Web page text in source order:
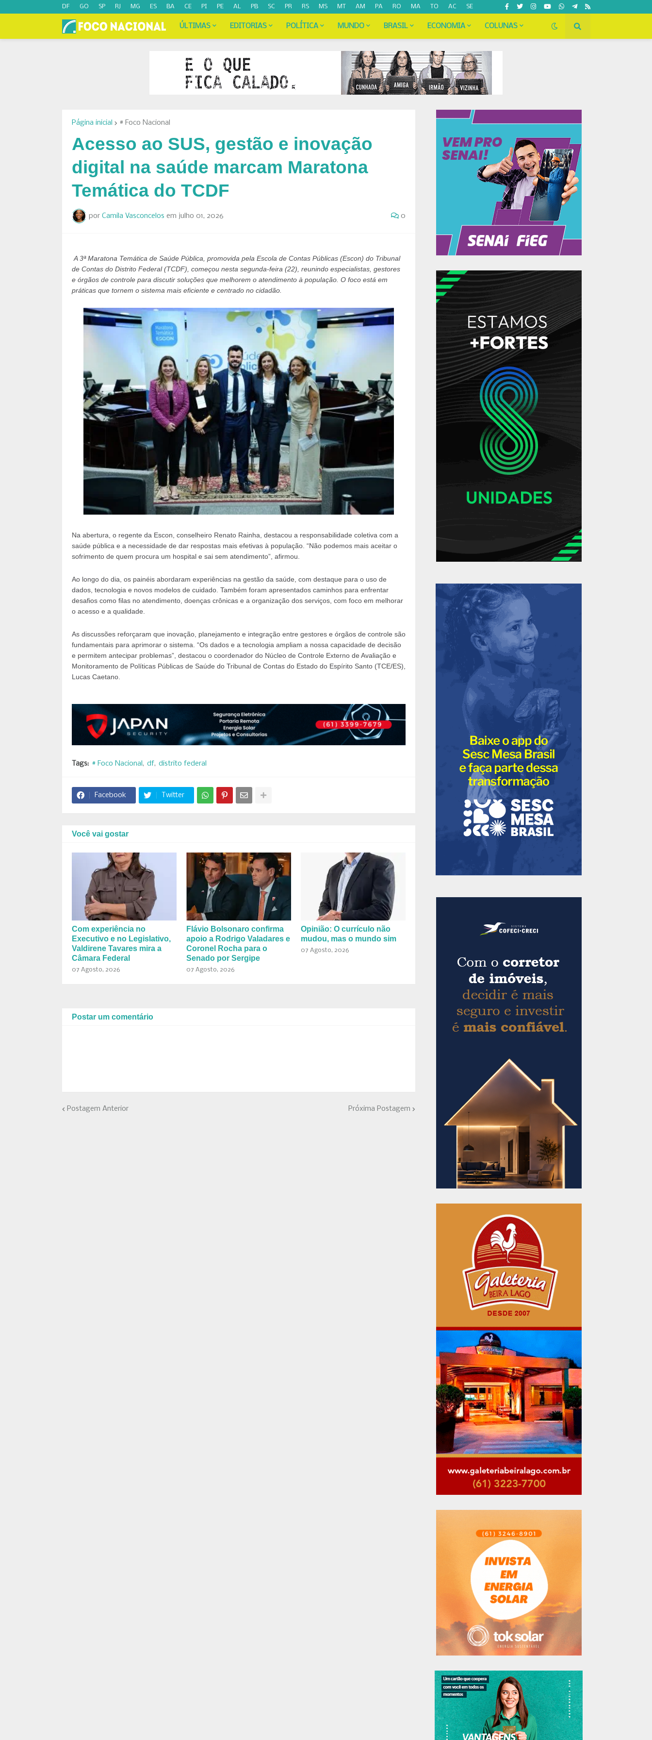
DF GO SP RJ MG ES BA CE PI PE AL PB SC PR RS MS MT AM PA RO MA TO AC SE
ÚLTIMAS EDITORIAS POLÍTICA MUNDO BRASIL ECONOMIA COLUNAS
Página inicial # Foco Nacional
Acesso ao SUS, gestão e inovação
digital na saúde marcam Maratona
Temática do TCDF
por Camila Vasconcelos em julho 01, 2026 0
A 3ª Maratona Temática de Saúde Pública, promovida pela Escola de Contas Públicas (Escon) do Tribunal
de Contas do Distrito Federal (TCDF), começou nesta segunda-feira (22), reunindo especialistas, gestores
e órgãos de controle para discutir soluções que melhorem o atendimento à população. O foco está em
práticas que tornem o sistema mais eficiente e centrado no cidadão.
Na abertura, o regente da Escon, conselheiro Renato Rainha, destacou a responsabilidade coletiva com a
saúde pública e a necessidade de dar respostas mais efetivas à população. “Não podemos mais aceitar o
sofrimento de quem procura um hospital e sai sem atendimento”, afirmou.
Ao longo do dia, os painéis abordaram experiências na gestão da saúde, com destaque para o uso de
dados, tecnologia e novos modelos de cuidado. Também foram apresentados caminhos para enfrentar
desafios como filas no atendimento, doenças crônicas e a organização dos serviços, com foco em melhorar
o acesso e a qualidade.
As discussões reforçaram que inovação, planejamento e integração entre gestores e órgãos de controle são
fundamentais para aprimorar o sistema. “Os dados e a tecnologia ampliam a nossa capacidade de decisão
e permitem antecipar problemas”, destacou o coordenador do Núcleo de Controle Externo de Avaliação e
Monitoramento de Políticas Públicas de Saúde do Tribunal de Contas do Estado do Espírito Santo (TCE/ES),
Lucas Caetano.
Tags: # Foco Nacional df distrito federal
Facebook Twitter
Você vai gostar
Com experiência no
Executivo e no Legislativo,
Valdirene Tavares mira a
Câmara Federal
07 Agosto, 2026
Flávio Bolsonaro confirma
apoio a Rodrigo Valadares e
Coronel Rocha para o
Senado por Sergipe
07 Agosto, 2026
Opinião: O currículo não
mudou, mas o mundo sim
07 Agosto, 2026
Postar um comentário
Postagem Anterior Próxima Postagem